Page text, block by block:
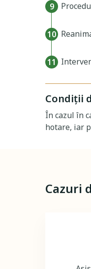
Condiţii
În cazul în
hotare, iar
Cazuri